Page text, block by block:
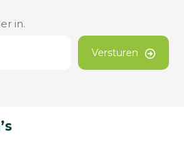
in.
Versturen